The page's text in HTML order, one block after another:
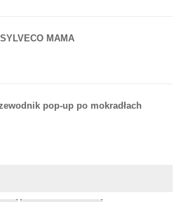
MAMA
pop-up po mokradłach